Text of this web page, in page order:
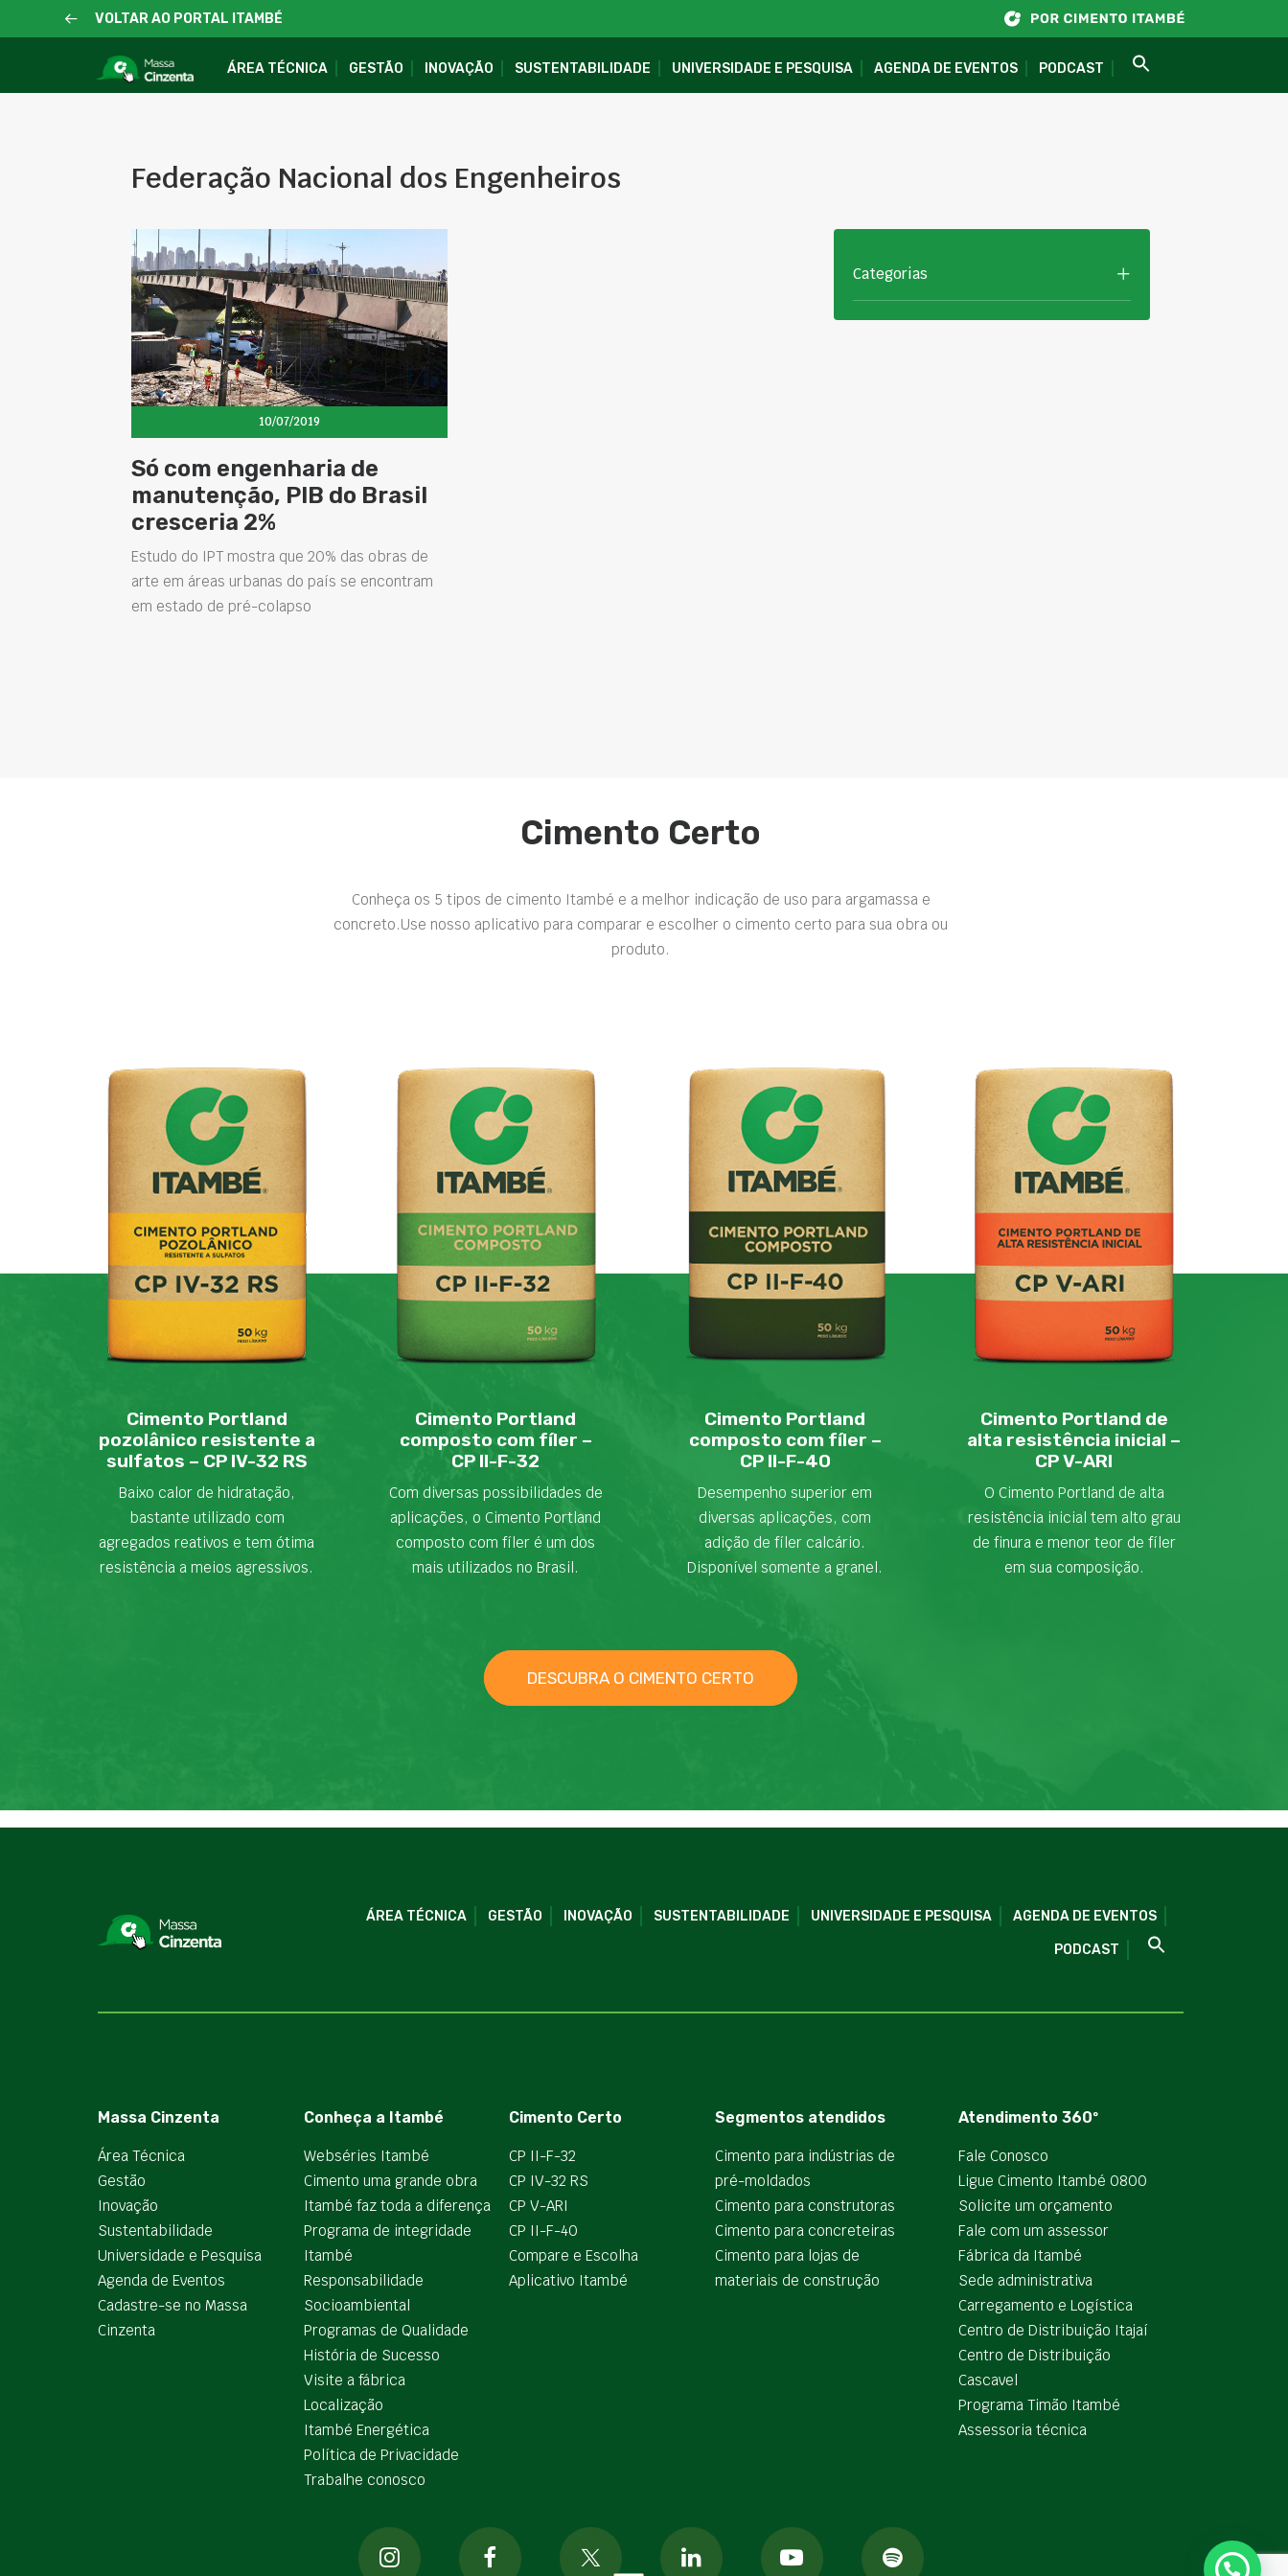
VOLTAR AO PORTAL ITAMBÉ
ÁREA TÉCNICA GESTÃO INOVAÇÃO SUSTENTABILIDADE UNIVERSIDADE E PESQUISA AGENDA DE EVENTOS PODCAST
Federação Nacional dos Engenheiros
10/07/2019
Só com engenharia de
manutenção, PIB do Brasil
cresceria 2%
Estudo do IPT mostra que 20% das obras de
arte em áreas urbanas do país se encontram
em estado de pré-colapso
Categorias
Cimento Certo
Conheça os 5 tipos de cimento Itambé e a melhor indicação de uso para argamassa e
concreto.Use nosso aplicativo para comparar e escolher o cimento certo para sua obra ou
produto.
Cimento Portland
pozolânico resistente a
sulfatos – CP IV-32 RS
Baixo calor de hidratação,
bastante utilizado com
agregados reativos e tem ótima
resistência a meios agressivos.
Cimento Portland
composto com fíler –
CP II-F-32
Com diversas possibilidades de
aplicações, o Cimento Portland
composto com fíler é um dos
mais utilizados no Brasil.
Cimento Portland
composto com fíler –
CP II-F-40
Desempenho superior em
diversas aplicações, com
adição de fíler calcário.
Disponível somente a granel.
Cimento Portland de
alta resistência inicial –
CP V-ARI
O Cimento Portland de alta
resistência inicial tem alto grau
de finura e menor teor de fíler
em sua composição.
DESCUBRA O CIMENTO CERTO
ÁREA TÉCNICA GESTÃO INOVAÇÃO SUSTENTABILIDADE UNIVERSIDADE E PESQUISA AGENDA DE EVENTOS
PODCAST
Massa Cinzenta
Área Técnica
Gestão
Inovação
Sustentabilidade
Universidade e Pesquisa
Agenda de Eventos
Cadastre-se no Massa
Cinzenta
Conheça a Itambé
Webséries Itambé
Cimento uma grande obra
Itambé faz toda a diferença
Programa de integridade
Itambé
Responsabilidade
Socioambiental
Programas de Qualidade
História de Sucesso
Visite a fábrica
Localização
Itambé Energética
Política de Privacidade
Trabalhe conosco
Cimento Certo
CP II-F-32
CP IV-32 RS
CP V-ARI
CP II-F-40
Compare e Escolha
Aplicativo Itambé
Segmentos atendidos
Cimento para indústrias de
pré-moldados
Cimento para construtoras
Cimento para concreteiras
Cimento para lojas de
materiais de construção
Atendimento 360º
Fale Conosco
Ligue Cimento Itambé 0800
Solicite um orçamento
Fale com um assessor
Fábrica da Itambé
Sede administrativa
Carregamento e Logística
Centro de Distribuição Itajaí
Centro de Distribuição
Cascavel
Programa Timão Itambé
Assessoria técnica